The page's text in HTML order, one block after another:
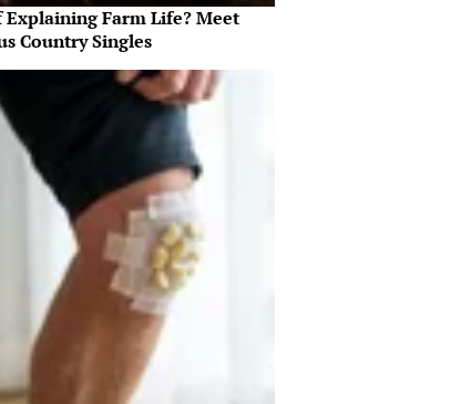
Explaining Farm Life? Meet
Country Singles